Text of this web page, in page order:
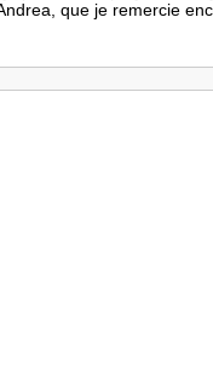
que je remercie